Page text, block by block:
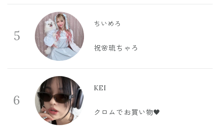
5
ちいめろ
祝🌸琉ちゃろ
6
KEI
クロムでお買い物🖤